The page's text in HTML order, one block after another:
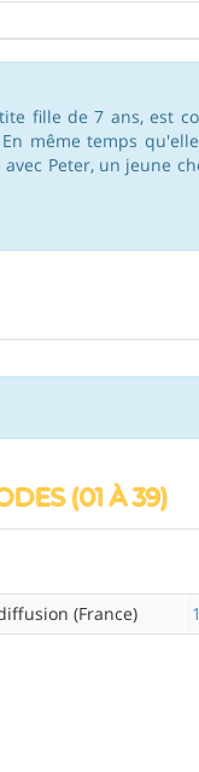
fille de 7 ans, est
même temps
Peter, un jeune
(01 À 39)
(France)